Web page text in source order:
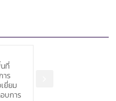
ารฯ แรงงาน
า เยี่ยมศูนย์บริการ
าตทำงานของคน
ตามการบริหาร